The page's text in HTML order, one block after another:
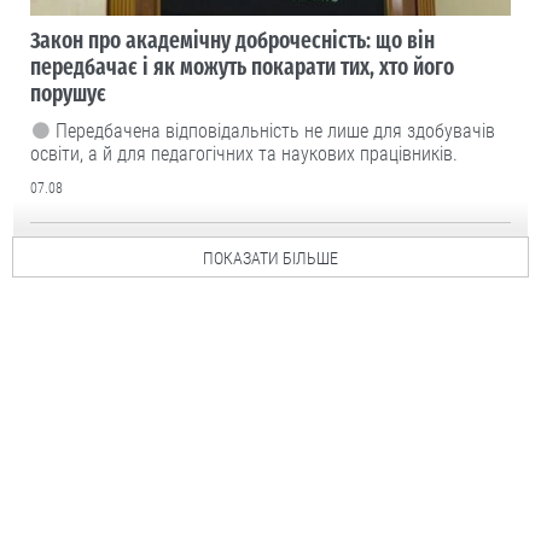
Закон про академічну доброчесність: що він
передбачає і як можуть покарати тих, хто його
порушує
Передбачена відповідальність не лише для здобувачів
освіти, а й для педагогічних та наукових працівників.
07.08
ПОКАЗАТИ БІЛЬШЕ